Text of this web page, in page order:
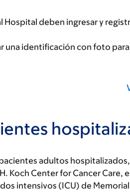
deben ingresar y
identificación con foto
adultos
Koch Center for Cancer Care,
intensivos (ICU) de Memorial